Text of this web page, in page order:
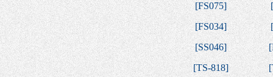
[FS075]
[
[FS034]
[
[SS046] [
[TS-818] [